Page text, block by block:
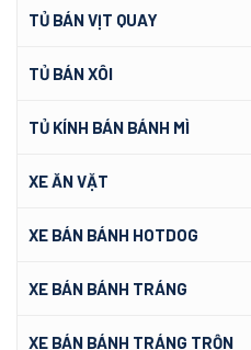
TỦ BÁN VỊT QUAY
TỦ BÁN XÔI
TỦ KÍNH BÁN BÁNH MÌ
XE ĂN VẶT
XE BÁN BÁNH HOTDOG
XE BÁN BÁNH TRÁNG
XE BÁN BÁNH TRÁNG TRỘN